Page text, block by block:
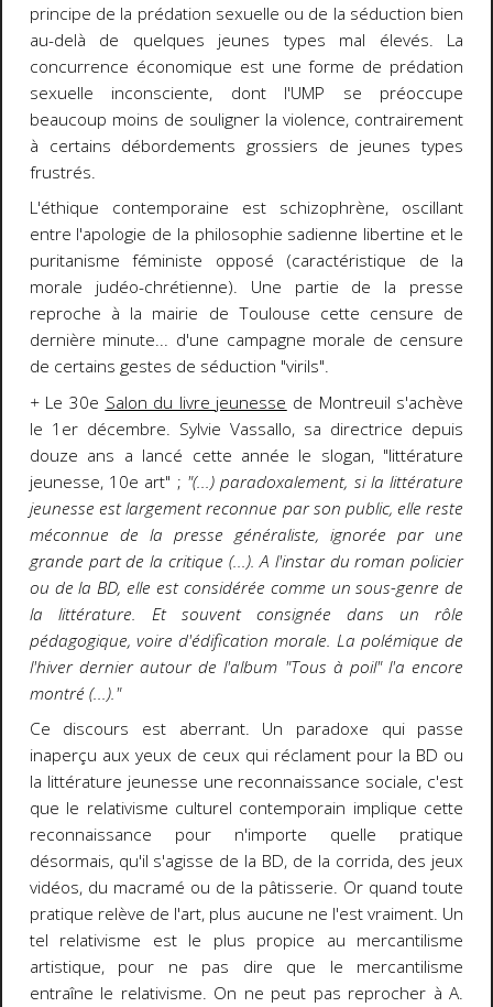
principe de la prédation sexuelle ou de la séduction bien
au-delà de quelques jeunes types mal élevés. La
concurrence économique est une forme de prédation
sexuelle inconsciente, dont l'UMP se préoccupe
beaucoup moins de souligner la violence, contrairement
à certains débordements grossiers de jeunes types
frustrés.
L'éthique contemporaine est schizophrène, oscillant
entre l'apologie de la philosophie sadienne libertine et le
puritanisme féministe opposé (caractéristique de la
morale judéo-chrétienne). Une partie de la presse
reproche à la mairie de Toulouse cette censure de
dernière minute... d'une campagne morale de censure
de certains gestes de séduction "virils".
+ Le 30e Salon du livre jeunesse de Montreuil s'achève
le 1er décembre. Sylvie Vassallo, sa directrice depuis
douze ans a lancé cette année le slogan, "littérature
jeunesse, 10e art" ; "(...) paradoxalement, si la littérature
jeunesse est largement reconnue par son public, elle reste
méconnue de la presse généraliste, ignorée par une
grande part de la critique (...). A l'instar du roman policier
ou de la BD, elle est considérée comme un sous-genre de
la littérature. Et souvent consignée dans un rôle
pédagogique, voire d'édification morale. La polémique de
l'hiver dernier autour de l'album "Tous à poil" l'a encore
montré (...)."
Ce
discours est aberrant. Un paradoxe qui passe
inaperçu aux yeux de ceux qui réclament pour la BD ou
la littérature jeunesse une reconnaissance sociale, c'est
que le relativisme culturel contemporain implique cette
reconnaissance pour n'importe quelle pratique
désormais, qu'il s'agisse de la BD, de la corrida, des jeux
vidéos, du macramé ou de la pâtisserie. Or quand toute
pratique relève de l'art, plus aucune ne l'est vraiment. Un
tel relativisme est le plus propice au mercantilisme
artistique, pour ne pas dire que le mercantilisme
entraîne le relativisme. On ne peut pas reprocher à A.